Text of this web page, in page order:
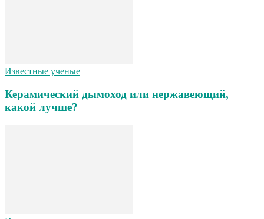
Известные ученые
Керамический дымоход или нержавеющий,
какой лучше?